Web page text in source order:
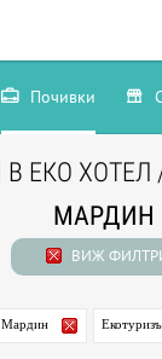
Почивки
ЕКО ХОТЕЛ
МАРДИН
ВИЖ
Мардин